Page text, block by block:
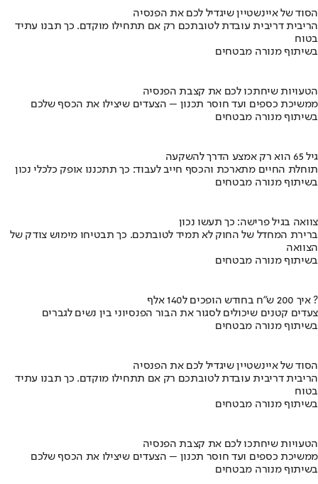
הסוד של איינשטיין שיגדיל לכם את הפנסיה
הריבית דריבית עובדת לטובתכם רק אם תתחילו מוקדם. כך תבנו עתיד
בטוח
בשיתוף מנורה מבטחים
הטעויות שיחתכו לכם את קצבת הפנסיה
ממשיכת כספים ועד חוסר תכנון – הצעדים שיצילו את הכסף שלכם
בשיתוף מנורה מבטחים
גיל 65 הוא רק אמצע הדרך להשקעה
תוחלת החיים מתארכת והכסף חייב לעבוד: כך תתכננו אופק כלכלי נכון
בשיתוף מנורה מבטחים
צוואה בגיל פרישה: כך תעשו נכון
ברירת המחדל של החוק לא תמיד לטובתכם. כך תבטיחו מימוש צודק של
הצוואה
בשיתוף מנורה מבטחים
איך 200 ש"ח בחודש הופכים ל140 אלף ?
צעדים קטנים שיכולים לסגור את הבור הפנסיוני בין נשים לגברים
בשיתוף מנורה מבטחים
הסוד של איינשטיין שיגדיל לכם את הפנסיה
הריבית דריבית עובדת לטובתכם רק אם תתחילו מוקדם. כך תבנו עתיד
בטוח
בשיתוף מנורה מבטחים
הטעויות שיחתכו לכם את קצבת הפנסיה
ממשיכת כספים ועד חוסר תכנון – הצעדים שיצילו את הכסף שלכם
בשיתוף מנורה מבטחים